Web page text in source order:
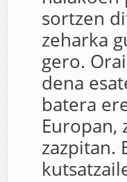
sortzen
zeharka
gero.
dena
batera
Europan,
zazpitan.